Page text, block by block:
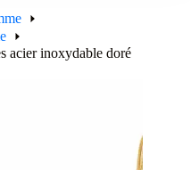
acier inoxydable doré